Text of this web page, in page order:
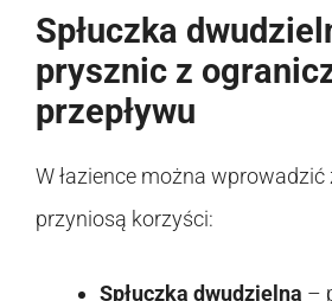
Spłuczka
prysznic z
przepływu
W łazience można wprowadzić
przyniosą korzyści:
Spłuczka dwudzielna –